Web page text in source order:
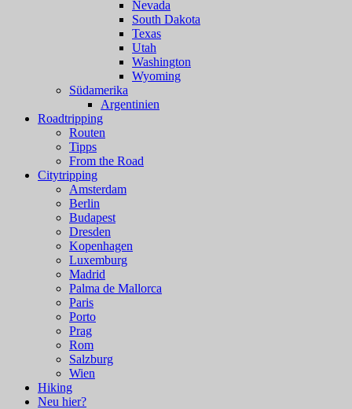
Nevada
South Dakota
Texas
Utah
Washington
Wyoming
Südamerika
Argentinien
Roadtripping
Routen
Tipps
From the Road
Citytripping
Amsterdam
Berlin
Budapest
Dresden
Kopenhagen
Luxemburg
Madrid
Palma de Mallorca
Paris
Porto
Prag
Rom
Salzburg
Wien
Hiking
Neu hier?